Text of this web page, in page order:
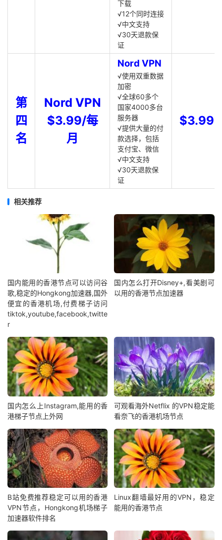
下载
√12个同时连接
√中文支持
√30天退款保
证
第
四
名
Nord VPN
$3.99/每
月
Nord VPN
√使用双重数据
加密
√全球60多个
国家4000多台
服务器
√提供大量的付
款选择，包括
支付宝、微信
√中文支持
√30天退款保
证
$3.99
相关推荐
国内能用的香港节点可以访问谷
歌,稳定的Hongkong加速器,国外
便宜的香港机场,付费梯子访问
tiktok,youtube,facebook,twitte
r
国内怎么打开Disney+,看美剧可
以用的香港节点加速器
国内怎么上Instagram,能用的香
港梯子节点上外网
可观看海外Netflix 的VPN稳定能
看奈飞的香港机场节点
B站免费推荐稳定可以用的香港
VPN节点，Hongkong机场梯子
加速器软件排名
Linux翻墙最好用的VPN，稳定
能用的香港节点